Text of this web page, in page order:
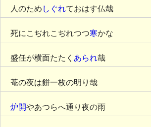
人のため しぐれておはす仏哉
死にこぢれこぢれつつ寒かな
盛任が横面たたく あられ哉
菴の夜は餅一枚の明り哉
炉開やあつらへ通り夜の雨